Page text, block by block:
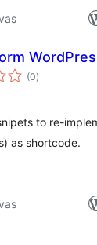
(0total
de
)
to re-
as shortcode.